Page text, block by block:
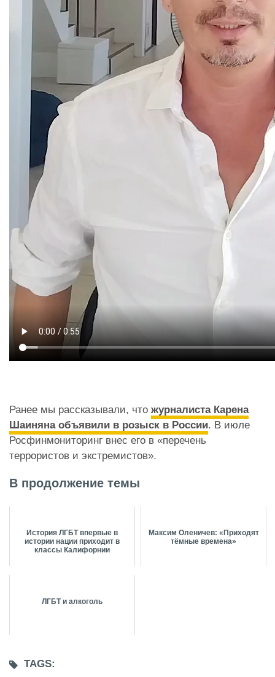
Ранее мы рассказывали, что журналиста Карена
Шаиняна объявили в розыск в России. В июле
Росфинмониторинг внес его в «перечень
террористов и экстремистов».
В продолжение темы
История ЛГБТ впервые в
истории нации приходит в
классы Калифорнии
Максим Оленичев: «Приходят
тёмные времена»
ЛГБТ и алкоголь
TAGS: